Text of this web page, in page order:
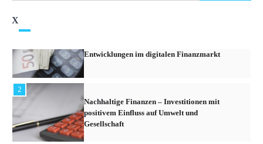
X
1
Entwicklungen im digitalen Finanzmarkt
2
Nachhaltige Finanzen – Investitionen mit
positivem Einfluss auf Umwelt und
Gesellschaft